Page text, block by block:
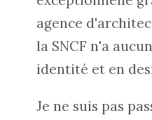
agence
la SNCF n'a
identité et en
Je ne suis pas